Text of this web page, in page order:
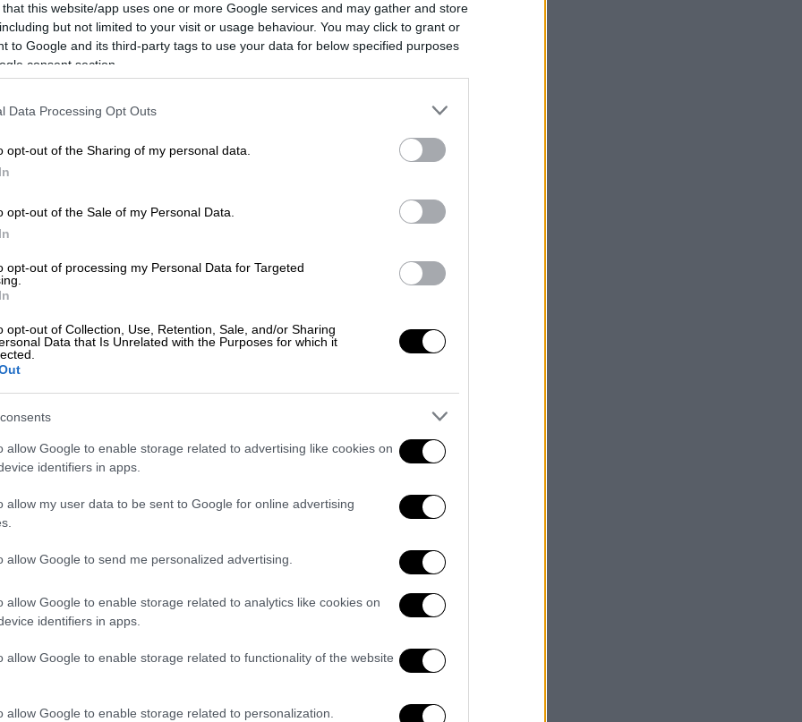
that this website/app uses one or more Google services and may gather and store
but not limited to your visit or usage behaviour. You may click to grant or
to Google and its third-party tags to use your data for below specified purposes
consent section.
Data Processing Opt Outs
opt-out of the Sharing of my personal data.
opt-out of the Sale of my Personal Data.
opt-out of processing my Personal Data for Targeted
opt-out of Collection, Use, Retention, Sale, and/or Sharing
Data that Is Unrelated with the Purposes for which it
allow Google to enable storage related to advertising like cookies on
identifiers in apps.
allow my user data to be sent to Google for online advertising
allow Google to send me personalized advertising.
allow Google to enable storage related to analytics like cookies on
identifiers in apps.
allow Google to enable storage related to functionality of the website
allow Google to enable storage related to personalization.
το ΕΘΝΟΣ στη Google
κάποιες πόλεις ακούγονται σαν να
Η Ευρώπη βγαίνει εκτός κάδρου και
από όλο τον υπόλοιπο κόσμο.Από τη
και την Ωκεανία. Για κάθε πόλη
το όνομα να σε ξεγελάσει, κάποιες
την τύχη σου μ' ένα
ΕΘΝΟΣ θα παρεμβαίνει και τα προσβλητικά σχόλια θα